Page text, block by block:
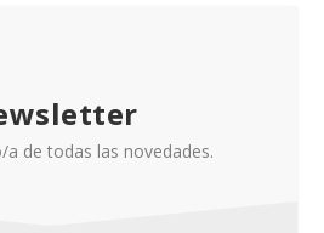
de todas las novedades.